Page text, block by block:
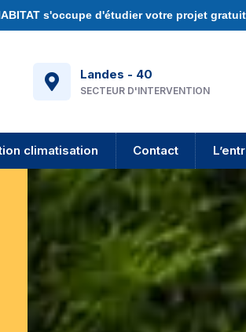
s'occupe d'étudier votre projet
Landes - 40
SECTEUR D'INTERVENTION
climatisation Contact